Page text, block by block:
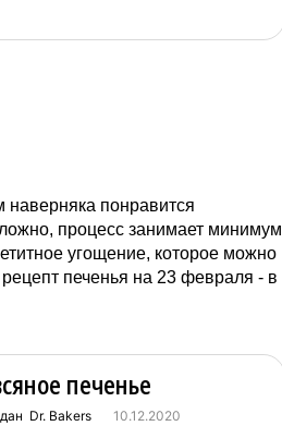
понравится
процесс занимает минимум
угощение, которое можно
печенья на 23 февраля - в
печенье
Dr. Bakers 10.12.2020